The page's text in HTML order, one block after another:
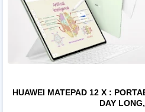
HUAWEI MATEPAD 12 X :
DAY